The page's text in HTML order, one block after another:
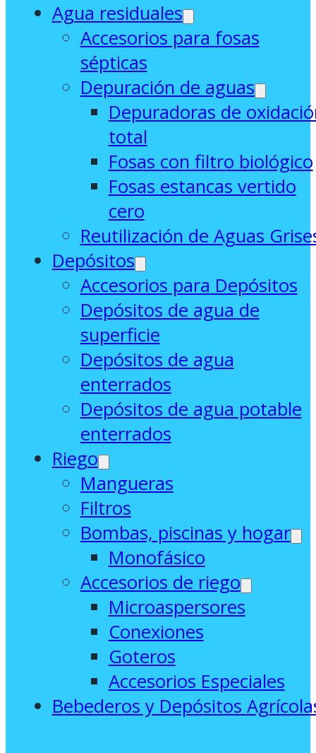
Agua residuales
Accesorios para fosas
sépticas
Depuración de aguas
Depuradoras de
total
Fosas con filtro biológico
Fosas estancas vertido
cero
Reutilización de Aguas
Depósitos
Accesorios para Depósitos
Depósitos de agua de
superficie
Depósitos de agua
enterrados
Depósitos de agua potable
enterrados
Riego
Mangueras
Filtros
Bombas, piscinas y hogar
Monofásico
Accesorios de riego
Microaspersores
Conexiones
Goteros
Accesorios Especiales
Bebederos y Depósitos